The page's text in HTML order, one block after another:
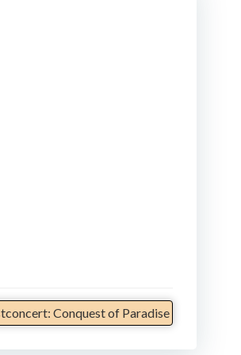
Conquest of Paradise